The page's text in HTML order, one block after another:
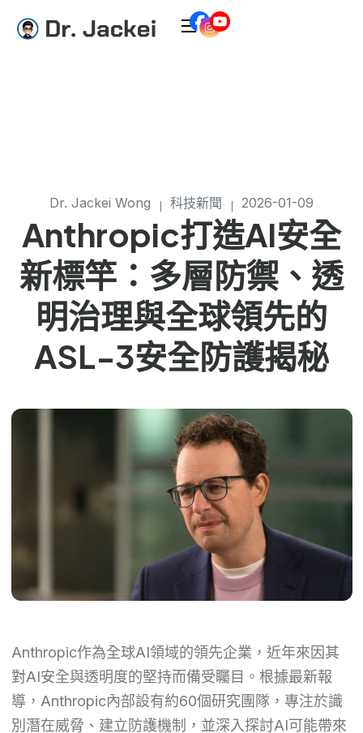
Dr. Jackei Wong 科技新聞 2026-01-09
Anthropic打造AI安全
新標竿：多層防禦、透
明治理與全球領先的
ASL-3安全防護揭秘
Anthropic作為全球AI領域的領先企業，近年來因其
對AI安全與透明度的堅持而備受矚目。根據最新報
導，Anthropic內部設有約60個研究團隊，專注於識
別潛在威脅、建立防護機制，並深入探討AI可能帶來